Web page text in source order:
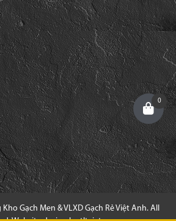
Gạch Men & VLXD Gạch Rẻ Việt Anh. All
0